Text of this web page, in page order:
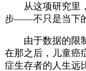
从这项研究里，
步——不只是当下
由于数据的限制
在那之后，儿童癌
症生存者的人生远